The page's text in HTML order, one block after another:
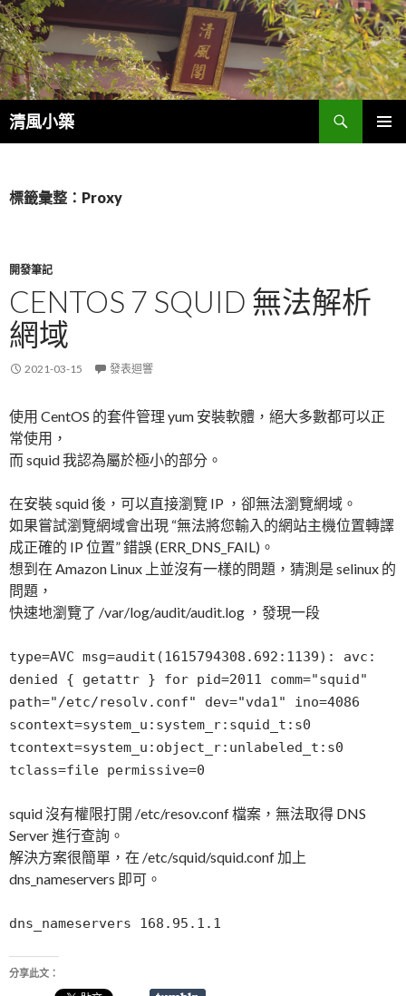
清風小築
搜
尋
容
標籤彙整：Proxy
開發筆記
CENTOS 7 SQUID 無法解析
網域
2021-03-15 發表迴響
使用 CentOS 的套件管理 yum 安裝軟體，絕大多數都可以正
常使用，
而 squid 我認為屬於極小的部分。
在安裝 squid 後，可以直接瀏覽 IP ，卻無法瀏覽網域。
如果嘗試瀏覽網域會出現 “無法將您輸入的網站主機位置轉譯
成正確的 IP 位置” 錯誤 (ERR_DNS_FAIL)。
想到在 Amazon Linux 上並沒有一樣的問題，猜測是 selinux 的
問題，
快速地瀏覽了 /var/log/audit/audit.log ，發現一段
type=AVC msg=audit(1615794308.692:1139): avc:
denied { getattr } for pid=2011 comm="squid"
path="/etc/resolv.conf" dev="vda1" ino=4086
scontext=system_u:system_r:squid_t:s0
tcontext=system_u:object_r:unlabeled_t:s0
tclass=file permissive=0
squid 沒有權限打開 /etc/resov.conf 檔案，無法取得 DNS
Server 進行查詢。
解決方案很簡單，在 /etc/squid/squid.conf 加上
dns_nameservers 即可。
dns_nameservers 168.95.1.1
分享此文：